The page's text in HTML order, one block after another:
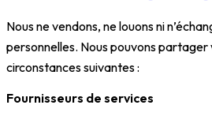
Nous ne vendons, ne louons ni
personnelles. Nous pouvons
circonstances suivantes :
Fournisseurs de services